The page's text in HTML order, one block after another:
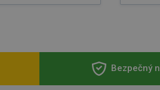
Bezpečný